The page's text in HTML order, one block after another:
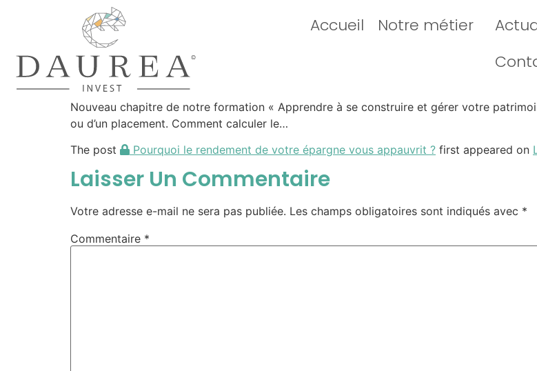
Accueil Notre métier
Nouveau chapitre de notre formation « Apprendre à se construire et gérer votre
ou d’un placement. Comment calculer le…
The post
Pourquoi le rendement de votre épargne vous appauvrit ? first appeared on
Laisser Un Commentaire
Votre adresse e-mail ne sera pas publiée. Les champs obligatoires sont indiqués avec *
Commentaire *